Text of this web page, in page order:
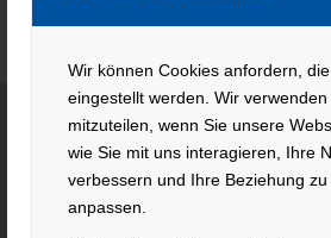
Wir können Cookies anfordern,
eingestellt werden. Wir
mitzuteilen, wenn Sie unsere
wie Sie mit uns interagieren, Ihre
verbessern und Ihre Beziehung
anpassen.
KONTAKT